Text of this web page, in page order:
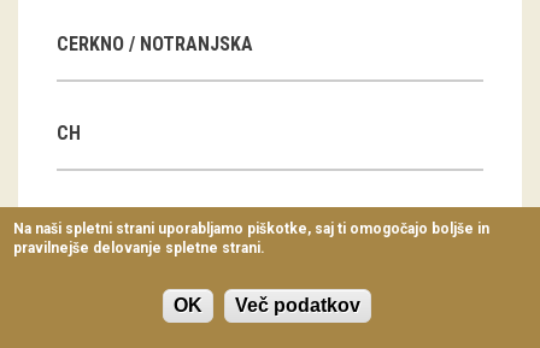
dogodki
Predavanja
Delavnice
Vodeni ogledi
CERKNO / NOTRANJSKA
CH
CN
Na naši spletni strani uporabljamo piškotke, saj ti omogočajo boljše in
pravilnejše delovanje spletne strani.
OK Več podatkov